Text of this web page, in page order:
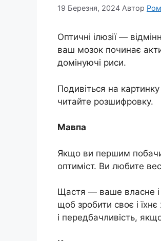
19 Березня, 2024 Автор
Оптичні ілюзії —
ваш мозок починає
домінуючі риси.
Подивіться на
читайте розшифровку.
Мавпа
Якщо ви першим
оптиміст. Ви любите
Щастя — ваше власне і
щоб зробити своє і
і передбачливість,